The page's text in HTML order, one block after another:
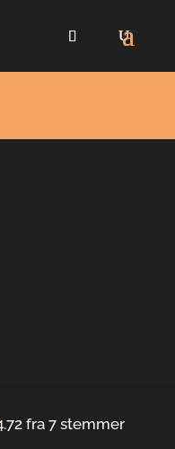
fra 7stemmer